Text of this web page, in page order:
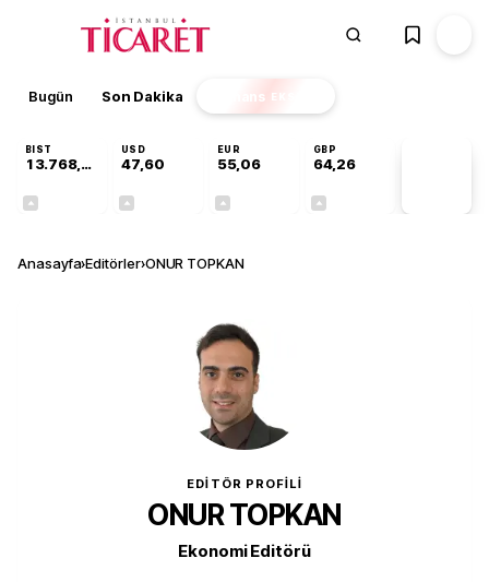
Bugün Son Dakika Finans EKSTRA
BIST
13.768,18
USD
47,60
EUR
55,06
GBP
64,26
Anasayfa›Editörler›ONUR TOPKAN
EDITÖR PROFILI
ONUR TOPKAN
Ekonomi Editörü